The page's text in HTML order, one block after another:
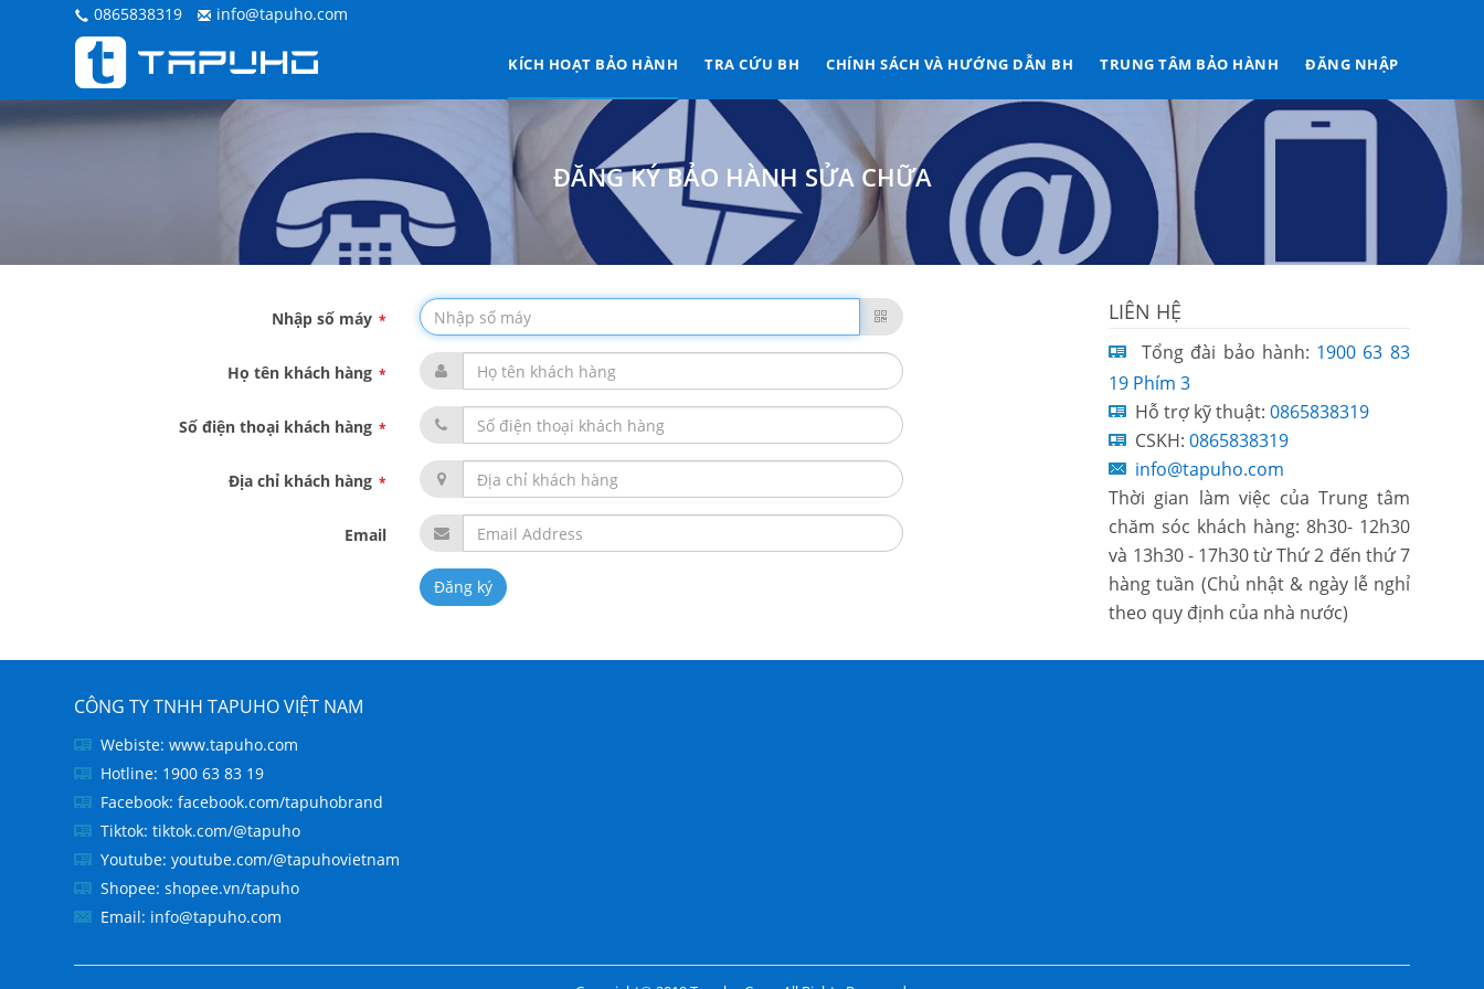
0865838319 info@tapuho.com
KÍCH HOẠT BẢO HÀNH TRA CỨU BH CHÍNH SÁCH VÀ HƯỚNG DẪN BH TRUNG TÂM BẢO HÀNH ĐĂNG NHẬP
ĐĂNG KÝ BẢO HÀNH SỬA CHỮA
Nhập số máy *
Họ tên khách hàng *
Số điện thoại khách hàng *
Địa chỉ khách hàng *
Email
Đăng ký
LIÊN HỆ
Tổng đài bảo hành: 1900 63 83
19 Phím 3
Hỗ trợ kỹ thuật:0865838319
CSKH:0865838319
info@tapuho.com
Thời gian làm việc của Trung tâm
chăm sóc khách hàng: 8h30- 12h30
và 13h30 - 17h30 từ Thứ 2 đến thứ 7
hàng tuần (Chủ nhật & ngày lễ nghỉ
theo quy định của nhà nước)
CÔNG TY TNHH TAPUHO VIỆT NAM
Webiste:www.tapuho.com
Hotline: 1900 63 83 19
Facebook:facebook.com/tapuhobrand
Tiktok:tiktok.com/@tapuho
Youtube:youtube.com/@tapuhovietnam
Shopee:shopee.vn/tapuho
Email: info@tapuho.com